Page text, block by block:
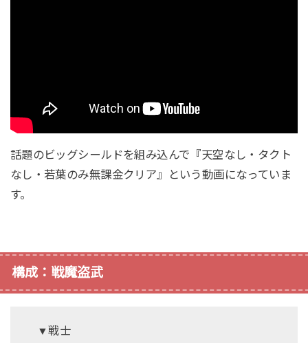
話題のビッグシールドを組み込んで『天空なし・タクト
なし・若葉のみ無課金クリア』という動画になっていま
す。
構成：戦魔盗武
▼戦士